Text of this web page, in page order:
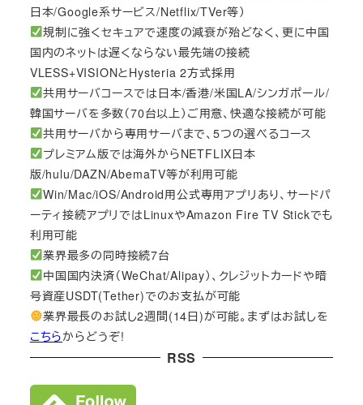
日本/Google系サービス/Netflix/TVer等）
規制に強くセキュアで速度の減衰が殆どなく、更に中国
国内のネットは遅くならない最先端の接続
VLESS+VISIONとHysteria 2方式採用
共用サーバコースでは日本/香港/米国LA/シンガポール/
韓国サーバを多数（70台以上）ご用意、快適な接続が可能
共用サーバから専用サーバまで、5つの選べるコース
プレミアム版では海外からNETFLIX日本
版/hulu/DAZN/AbemaTV等が利用可能
Win/Mac/iOS/Android用公式専用アプリあり、サードパ
ーティ接続アプリではLinuxやAmazon Fire TV Stickでも
利用可能
業界最多の同時接続7台
中国国内決済（WeChat/Alipay）、クレジットカードや暗
号資産USDT(Tether)でのお支払が可能
業界最長のお試し2週間(14日)が可能。まずはお試しを
こちらからどうぞ!
RSS